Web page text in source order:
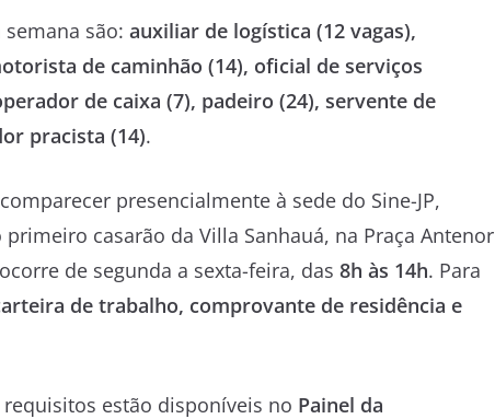
são: auxiliar de logística (12 vagas),
de caminhão (14), oficial de serviços
de caixa (7), padeiro (24), servente de
pracista (14).
presencialmente à sede do Sine-JP,
casarão da Villa Sanhauá, na Praça Antenor
de segunda a sexta-feira, das 8h às 14h. Para
de trabalho, comprovante de residência e
estão disponíveis no Painel da